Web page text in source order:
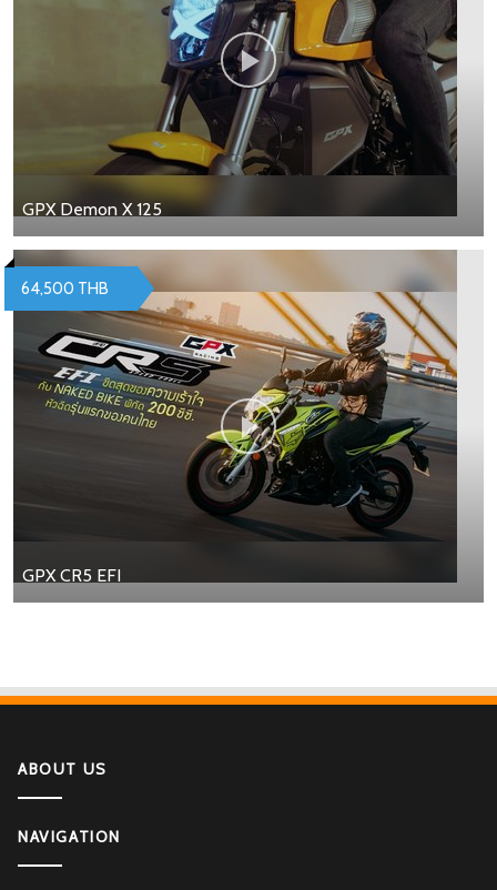
GPX Demon X 125
GPX CR5 EFI
64,500 THB
ABOUT US
NAVIGATION